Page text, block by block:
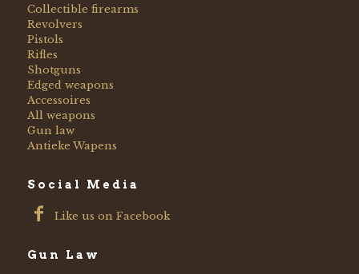
Collectible firearms
Revolvers
Pistols
Rifles
Shotguns
Edged weapons
Accessoires
All weapons
Gun law
Antieke Wapens
Social Media
Like us on Facebook
Gun Law